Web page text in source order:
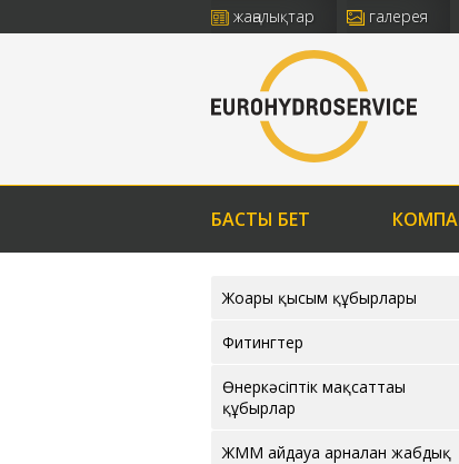
жаңалықтар галерея
БАСТЫ БЕТ
Жоғары қысым құбырлары
Фитингтер
Өнеркәсіптік мақсаттағы
құбырлар
ЖММ айдауға арналған жабдық